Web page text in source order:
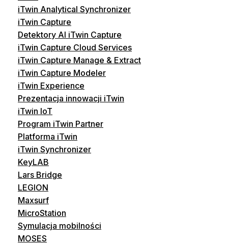
iTwin Analytical Synchronizer
iTwin Capture
Detektory AI iTwin Capture
iTwin Capture Cloud Services
iTwin Capture Manage & Extract
iTwin Capture Modeler
iTwin Experience
Prezentacja innowacji iTwin
iTwin IoT
Program iTwin Partner
Platforma iTwin
iTwin Synchronizer
KeyLAB
Lars Bridge
LEGION
Maxsurf
MicroStation
Symulacja mobilności
MOSES